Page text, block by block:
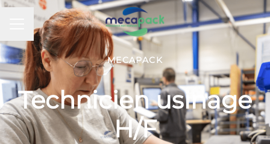
Menu carrière
MECAPACK
Technicien usinage
H/F